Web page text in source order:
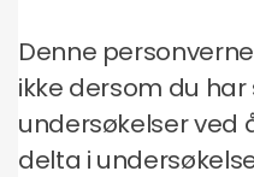
Denne
ikke dersom du
undersøkelser ved
delta i